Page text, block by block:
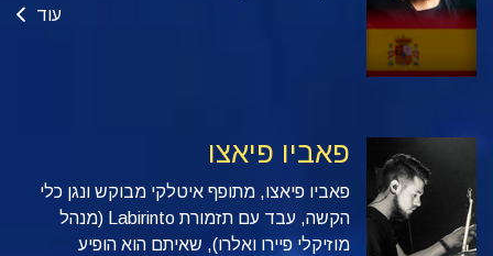
עוד
פאביו פיאצו
פאביו פיאצו, מתופף איטלקי מבוקש ונגן כלי
הקשה, עבד עם תזמורת Labirinto (מנהל
מוזיקלי פיירו ואלרו), שאיתם הוא הופיע